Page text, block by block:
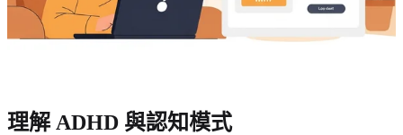
理解 ADHD 與認知模式